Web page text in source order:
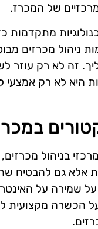
של המכרז.
ניהול מכרזים
זה לא רק עוזר
היא לא רק אמצעי
בניהול
אלא גם להבטיח
שמירה על
הכשרה מקצועית